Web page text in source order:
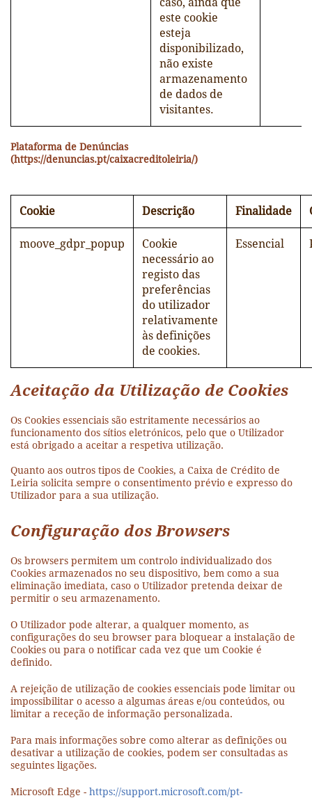
este cookie
esteja
disponibilizado,
não existe
armazenamento
de dados de
visitantes.
Plataforma de Denúncias
(https://denuncias.pt/caixacreditoleiria/)
Cookie Descrição Finalidade
moove_gdpr_popup
Cookie
necessário ao
registo das
preferências
do utilizador
relativamente
às definições
de cookies.
Essencial
Aceitação da Utilização de Cookies
Os Cookies essenciais são estritamente necessários ao
funcionamento dos sítios eletrónicos, pelo que o Utilizador
está obrigado a aceitar a respetiva utilização.
Quanto aos outros tipos de Cookies, a Caixa de Crédito de
Leiria solicita sempre o consentimento prévio e expresso do
Utilizador para a sua utilização.
Configuração dos Browsers
Os browsers permitem um controlo individualizado dos
Cookies armazenados no seu dispositivo, bem como a sua
eliminação imediata, caso o Utilizador pretenda deixar de
permitir o seu armazenamento.
O Utilizador pode alterar, a qualquer momento, as
configurações do seu browser para bloquear a instalação de
Cookies ou para o notificar cada vez que um Cookie é
definido.
A rejeição de utilização de cookies essenciais pode limitar ou
impossibilitar o acesso a algumas áreas e/ou conteúdos, ou
limitar a receção de informação personalizada.
Para mais informações sobre como alterar as definições ou
desativar a utilização de cookies, podem ser consultadas as
seguintes ligações.
Microsoft Edge - https://support.microsoft.com/pt-